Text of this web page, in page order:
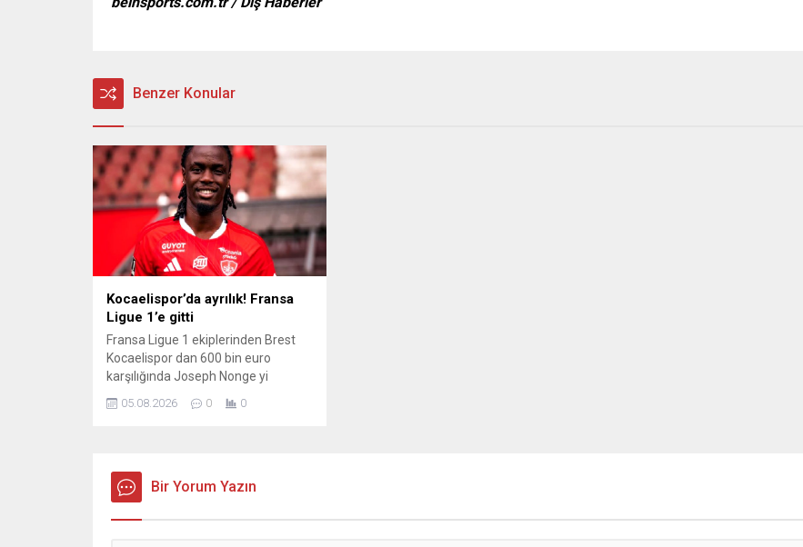
Benzer Konular
Kocaelispor’da ayrılık! Fransa
Ligue 1’e gitti
Fransa Ligue 1 ekiplerinden Brest
Kocaelispor dan 600 bin euro
karşılığında Joseph Nonge yi
05.08.2026 0 0
Bir Yorum Yazın